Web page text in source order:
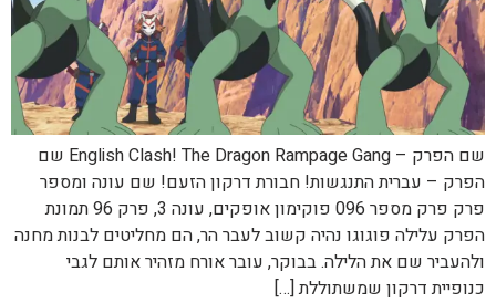
שם הפרק – English Clash! The Dragon Rampage Gang שם
הפרק – עברית התנגשות! חבורת דרקון הזעם! שם עונה ומספר
פרק פרק מספר 096 פוקימון אופקים, עונה 3, פרק 96 תמונת
הפרק עלילה פוגוגו נהיה קשוב לעבר הר, הם מחליטים לבנות מחנה
ולהעביר שם את הלילה. בבוקר, עובר אורח מזהיר אותם לגבי
כנופיית דרקון שמשתוללת […]